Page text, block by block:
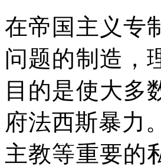
在帝国主义专
问题的制造，
目的是使大多
府法西斯暴力。
主教等重要的